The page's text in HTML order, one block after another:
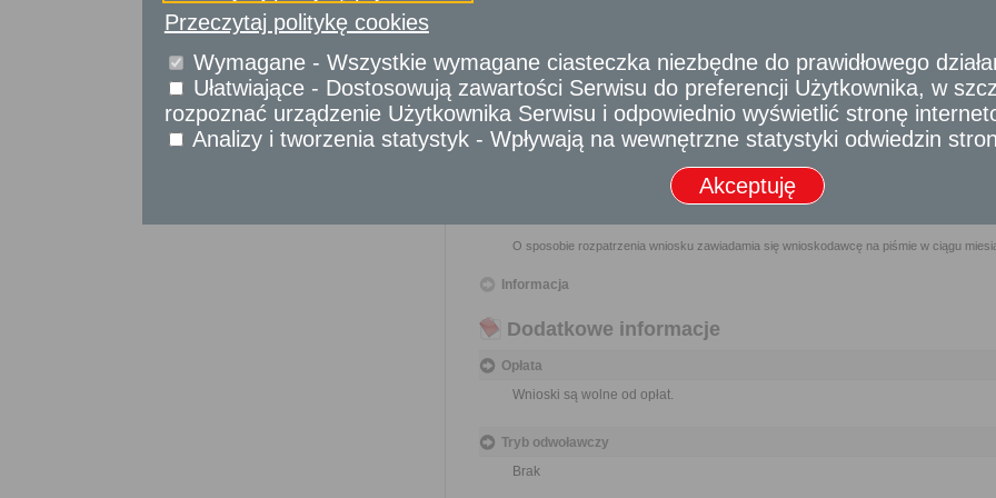
Sprawy obywatelskie
Udostępnianie informacji publicznej
Urząd Stanu Cywilnego
Usługi
dla przedsiębiorców
Wymagane dokumenty
Wypełniony formularz wniosku w formie pisemnej albo w formie dokumentu
Odbiorca usługi
Obywatel, Przedsiębiorca, Instytucja
O sposobie rozpatrzenia wniosku zawiadamia się wnioskodawcę na piśmie w ciągu
Informacja
Dodatkowe informacje
Opłata
Wnioski są wolne od opłat.
Tryb odwoławczy
Brak
Przeczytaj politykę cookies
Wymagane - Wszystkie wymagane ciasteczka niezbędne do prawidłowego
Ułatwiające - Dostosowują zawartości Serwisu do preferencji Użytkownika, w
rozpoznać urządzenie Użytkownika Serwisu i odpowiednio wyświetlić stronę
Analizy i tworzenia statystyk - Wpływają na wewnętrzne statystyki odwiedzin stron
Akceptuję